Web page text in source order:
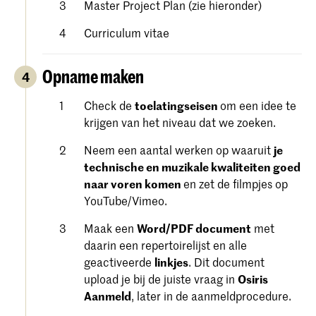
Master Project Plan (zie hieronder)
Curriculum vitae
4 Opname maken
Check detoelatingseisenom een ​​idee te
krijgen van het niveau dat we zoeken.
Neem een aantal werken op waaruit je
technische en muzikale kwaliteiten goed
naar voren komenen zet de filmpjes op
YouTube/Vimeo.
Maak eenWord/PDF document met
daarin een repertoirelijst en alle
geactiveerde linkjes. Dit document
upload je bij de juiste vraag inOsiris
Aanmeld, later in de aanmeldprocedure.